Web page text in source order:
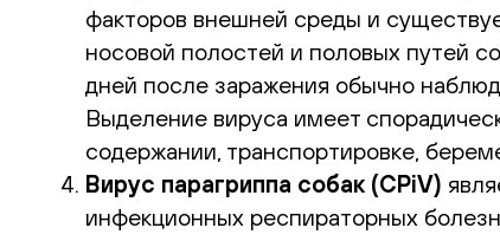
факторов внешней среды и
носовой полостей и половых путей
дней после заражения обычно
Выделение вируса имеет
содержании, транспортировке,
Вирус парагриппа собак (CPiV)
инфекционных респираторных